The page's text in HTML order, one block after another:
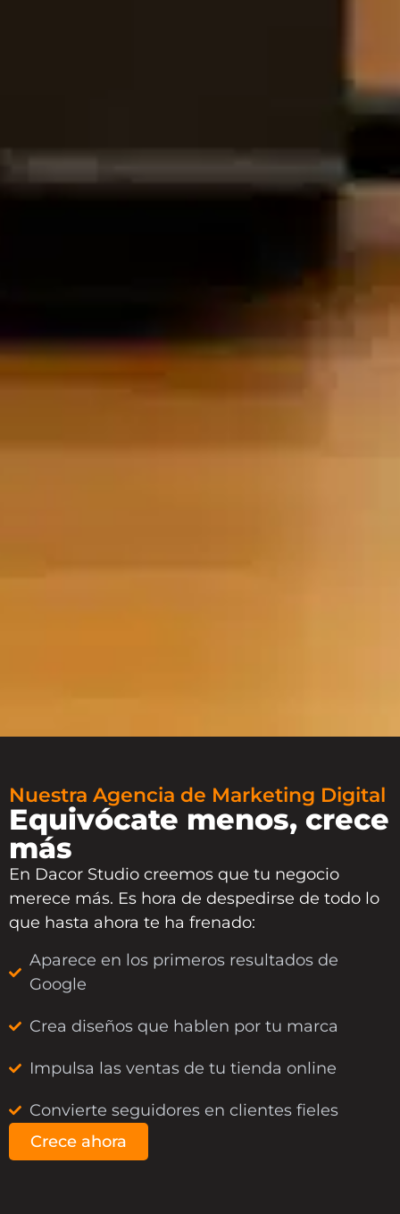
Nuestra Agencia de Marketing Digital
Equivócate menos, crece
más
En Dacor Studio creemos que tu negocio
merece más. Es hora de despedirse de todo lo
que hasta ahora te ha frenado:
Aparece en los primeros resultados de
Google
Crea diseños que hablen por tu marca
Impulsa las ventas de tu tienda online
Convierte seguidores en clientes fieles
Crece ahora